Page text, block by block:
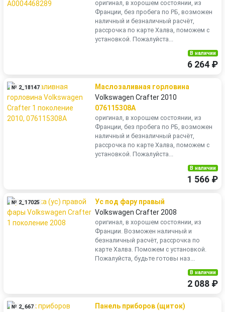
оригинал, в хорошем состоянии, из
Франции, без пробега по РБ, возможен
наличный и безналичный расчёт,
рассрочка по карте Халва, поможем с
установкой. Пожалуйста...
В наличии
6 264 ₽
№ 2_18147
Маслозаливная горловина
Volkswagen Crafter 2010
076115308A
оригинал, в хорошем состоянии, из
Франции, без пробега по РБ, возможен
наличный и безналичный расчёт,
рассрочка по карте Халва, поможем с
установкой. Пожалуйста...
В наличии
1 566 ₽
№ 2_17025
Ус под фару правый
Volkswagen Crafter 2008
оригинал, в хорошем состоянии, из
Франции. Возможен наличный и
безналичный расчёт, рассрочка по
карте Халва. Поможем с установкой.
Пожалуйста, будьте готовы наз...
В наличии
2 088 ₽
№ 2_667
Панель приборов (щиток)